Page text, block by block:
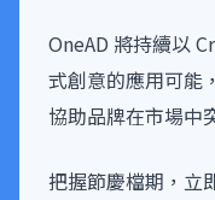
OneAD 將持續以
式創意的應用可能
協助品牌在市場中
把握節慶檔期，立